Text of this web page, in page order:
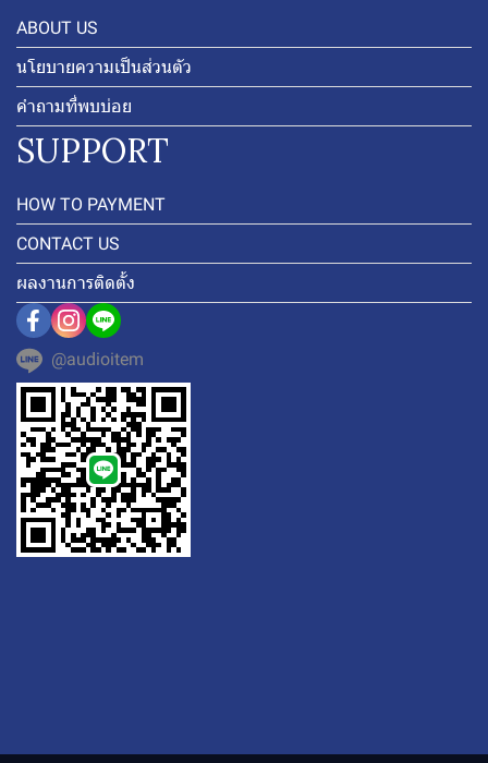
ABOUT US
นโยบายความเป็นส่วนตัว
คำถามที่พบบ่อย
SUPPORT
HOW TO PAYMENT
CONTACT US
ผลงานการติดตั้ง
@audioitem